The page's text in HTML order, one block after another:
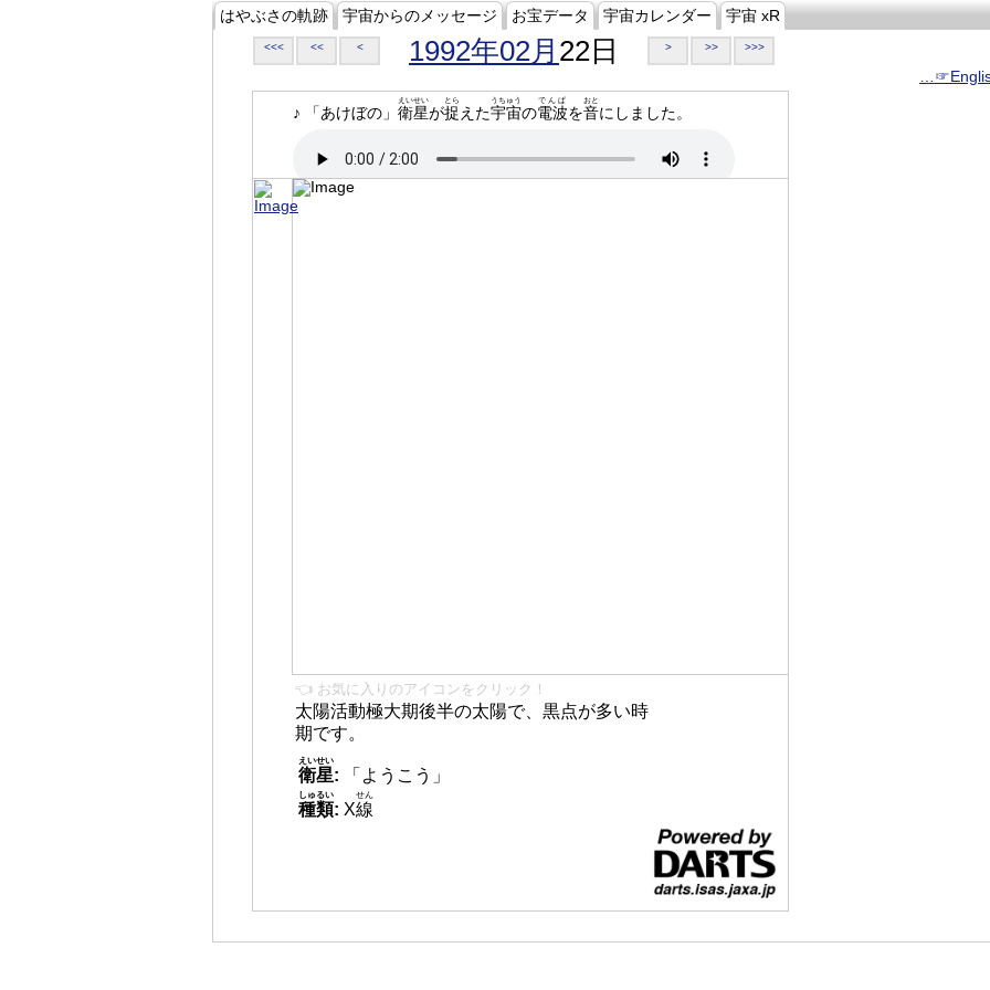
はやぶさの軌跡 宇宙からのメッセージ お宝データ 宇宙カレンダー 宇宙 xR
<<< << < 1992年02月 22日 > >> >>>
♪ 「あけぼの」 衛星
えいせい
が捉
とら
えた宇宙
うちゅう
の電波
でんぱ
を音
おと
にしました。
👈 お気に入りのアイコンをクリック！
太陽活動極大期後半の太陽で、黒点が多い時
期です。
衛星
えいせい
:
「ようこう」
種類
しゅるい
: X線
せん